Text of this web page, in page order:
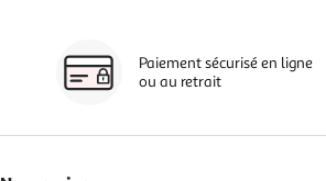
Paiement sécurisé en ligne
ou au retrait